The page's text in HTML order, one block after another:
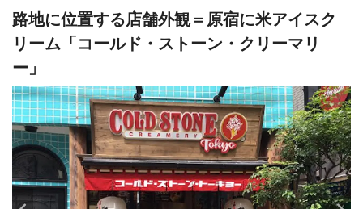
路地に位置する店舗外観＝原宿に米アイスク
リーム「コールド・ストーン・クリーマリ
ー」